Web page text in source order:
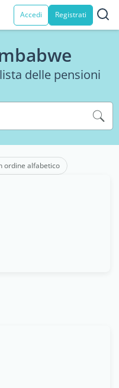
Accedi Registrati
delle pensioni
ordine alfabetico